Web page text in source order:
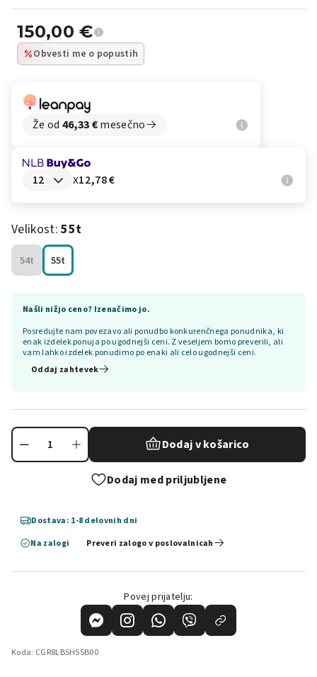
150,00€
Obvesti me o popustih
Že od 46,33€mesečno
x12,78 €
Velikost:55t
54t 55t
Našli nižjo ceno? Izenačimo jo.
Posredujte nam povezavo ali ponudbo konkurenčnega ponudnika, ki
enak izdelek ponuja po ugodnejši ceni. Z veseljem bomo preverili, ali
vam lahko izdelek ponudimo po enaki ali celo ugodnejši ceni.
Oddaj zahtevek
Dodaj v košarico
Dodaj med priljubljene
Dostava: 1-8 delovnih dni
Na zalogi
Preveri zalogo v poslovalnicah
Povej prijatelju:
Koda: CGR8LBSH55B00